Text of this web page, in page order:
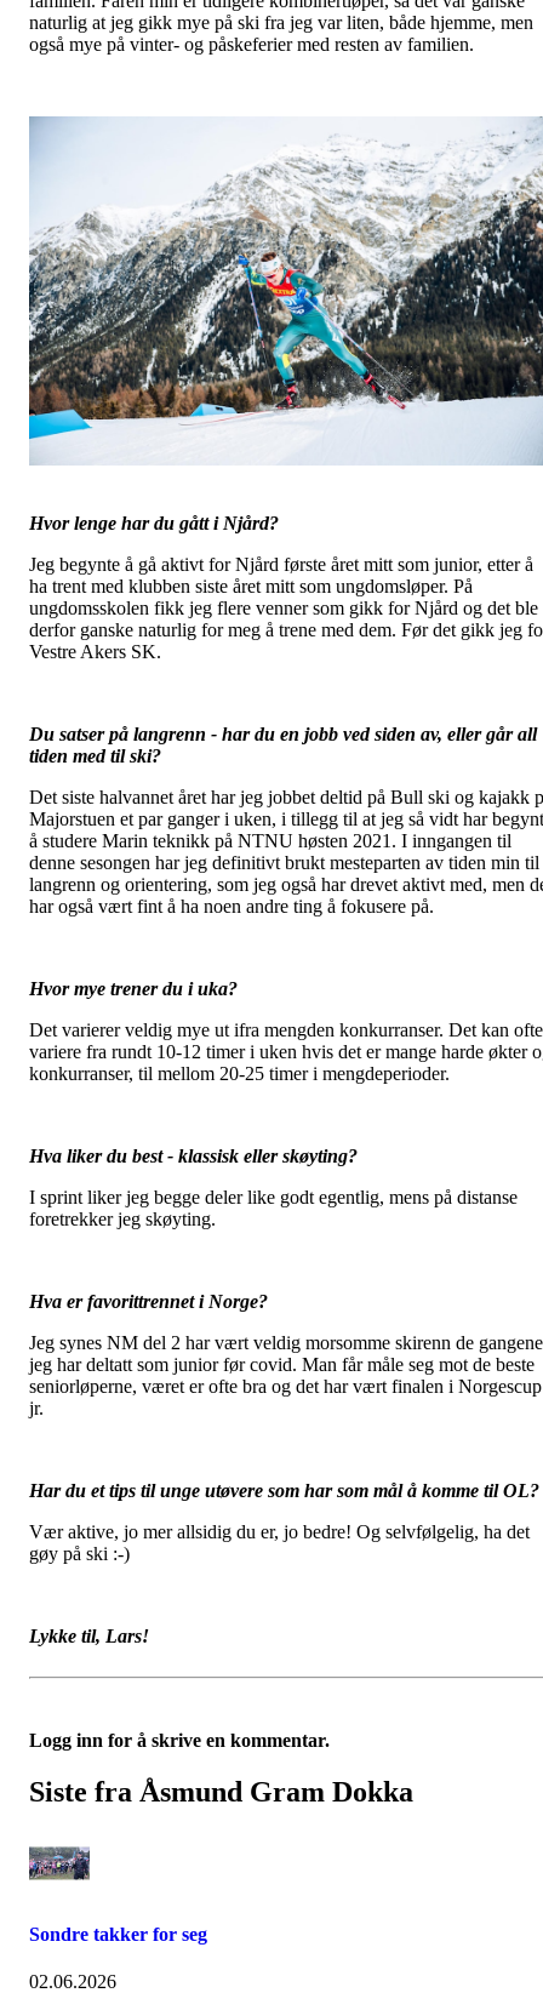
naturlig at jeg gikk mye på ski fra jeg var liten, både hjemme, men
også mye på vinter- og påskeferier med resten av familien.
Hvor lenge har du gått i Njård?
Jeg begynte å gå aktivt for Njård første året mitt som junior, etter å
ha trent med klubben siste året mitt som ungdomsløper. På
ungdomsskolen fikk jeg flere venner som gikk for Njård og det ble
derfor ganske naturlig for meg å trene med dem. Før det gikk jeg
Vestre Akers SK.
Du satser på langrenn - har du en jobb ved siden av, eller går all
tiden med til ski?
Det siste halvannet året har jeg jobbet deltid på Bull ski og kajakk
Majorstuen et par ganger i uken, i tillegg til at jeg så vidt har begynt
å studere Marin teknikk på NTNU høsten 2021. I inngangen til
denne sesongen har jeg definitivt brukt mesteparten av tiden min til
langrenn og orientering, som jeg også har drevet aktivt med, men
har også vært fint å ha noen andre ting å fokusere på.
Hvor mye trener du i uka?
Det varierer veldig mye ut ifra mengden konkurranser. Det kan ofte
variere fra rundt 10-12 timer i uken hvis det er mange harde økter
konkurranser, til mellom 20-25 timer i mengdeperioder.
Hva liker du best - klassisk eller skøyting?
I sprint liker jeg begge deler like godt egentlig, mens på distanse
foretrekker jeg skøyting.
Hva er favorittrennet i Norge?
Jeg synes NM del 2 har vært veldig morsomme skirenn de gangene
jeg har deltatt som junior før covid. Man får måle seg mot de beste
seniorløperne, været er ofte bra og det har vært finalen i Norgescup
jr.
Har du et tips til unge utøvere som har som mål å komme til OL?
Vær aktive, jo mer allsidig du er, jo bedre! Og selvfølgelig, ha det
gøy på ski :-)
Lykke til, Lars!
Logg inn for å skrive en kommentar.
Siste fra Åsmund Gram Dokka
Sondre takker for seg
02.06.2026